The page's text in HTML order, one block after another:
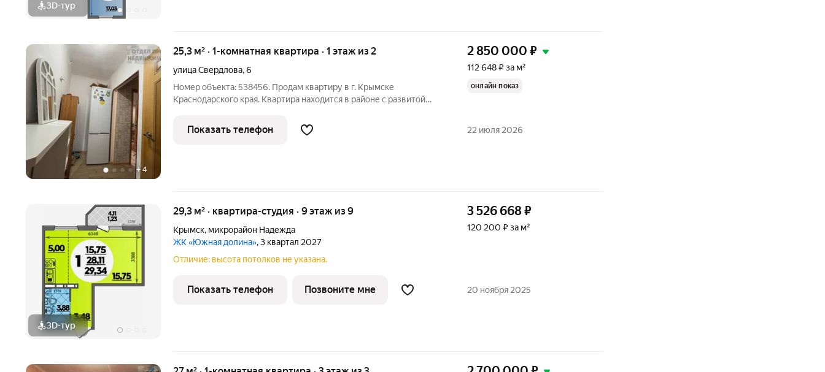
3D-тур
+4
25,3 м² · 1-комнатная квартира · 1 этаж из 2
улица Свердлова,6
Номер объекта: 538456. Продам квартиру в г. Крымске
Краснодарского края. Квартира находится в районе с развитой
сада, магазины, аптека, парк. Удобное транспортное сообщение
позволит легко
2 850 000 ₽
112 648 ₽ за м²
онлайн показ
Показать телефон 22 июля 2026
3D-тур
29,3 м² · квартира-студия · 9 этаж из 9
Крымск, микрорайон Надежда
ЖК «Южная долина», 3 квартал 2027
3 526 668₽
120 200 ₽ за м²
Отличие: высота потолков не указана.
Показать телефон Позвоните мне 20 ноября 2025